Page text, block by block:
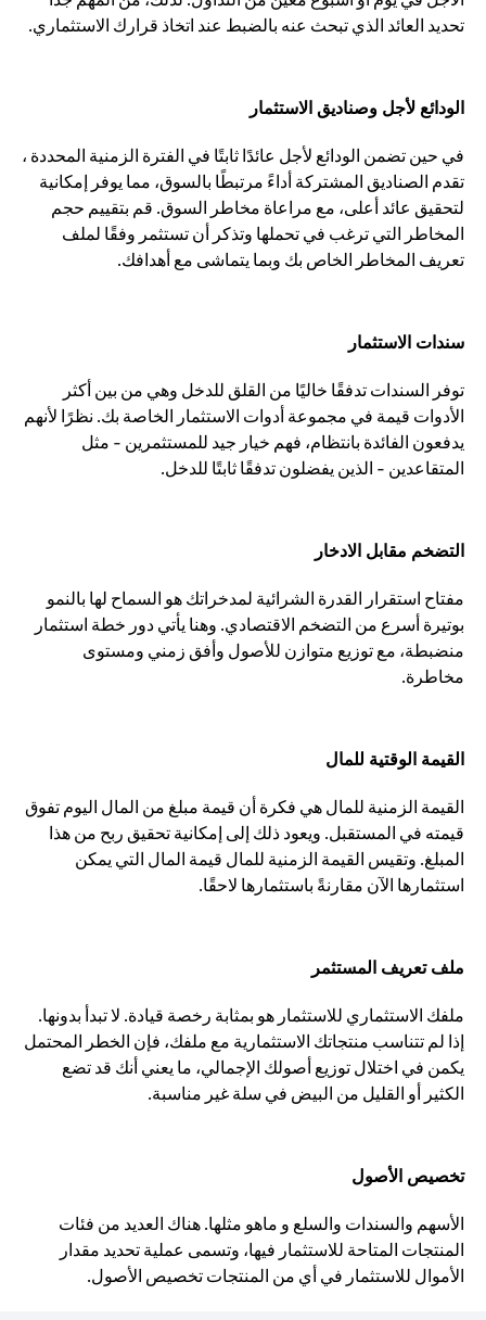
تحديد العائد الذي تبحث عنه بالضبط عند اتخاذ قرارك الاستثماري.
الودائع لأجل وصناديق الاستثمار
في حين تضمن الودائع لأجل عائدًا ثابتًا في الفترة الزمنية المحددة ،
تقدم الصناديق المشتركة أداءً مرتبطًا بالسوق، مما يوفر إمكانية
لتحقيق عائد أعلى، مع مراعاة مخاطر السوق. قم بتقييم حجم
المخاطر التي ترغب في تحملها وتذكر أن تستثمر وفقًا لملف
تعريف المخاطر الخاص بك وبما يتماشى مع أهدافك.
سندات الاستثمار
توفر السندات تدفقًا خاليًا من القلق للدخل وهي من بين أكثر
الأدوات قيمة في مجموعة أدوات الاستثمار الخاصة بك. نظرًا لأنهم
يدفعون الفائدة بانتظام، فهم خيار جيد للمستثمرين - مثل
المتقاعدين - الذين يفضلون تدفقًا ثابتًا للدخل.
التضخم مقابل الادخار
مفتاح استقرار القدرة الشرائية لمدخراتك هو السماح لها بالنمو
بوتيرة أسرع من التضخم الاقتصادي. وهنا يأتي دور خطة استثمار
منضبطة، مع توزيع متوازن للأصول وأفق زمني ومستوى
مخاطرة.
القيمة الوقتية للمال
القيمة الزمنية للمال هي فكرة أن قيمة مبلغ من المال اليوم تفوق
قيمته في المستقبل. ويعود ذلك إلى إمكانية تحقيق ربح من هذا
المبلغ. وتقيس القيمة الزمنية للمال قيمة المال التي يمكن
استثمارها الآن مقارنةً باستثمارها لاحقًا.
ملف تعريف المستثمر
ملفك الاستثماري للاستثمار هو بمثابة رخصة قيادة. لا تبدأ بدونها.
إذا لم تتناسب منتجاتك الاستثمارية مع ملفك، فإن الخطر المحتمل
يكمن في اختلال توزيع أصولك الإجمالي، ما يعني أنك قد تضع
الكثير أو القليل من البيض في سلة غير مناسبة.
تخصيص الأصول
الأسهم والسندات والسلع و ماهو مثلها. هناك العديد من فئات
المنتجات المتاحة للاستثمار فيها، وتسمى عملية تحديد مقدار
الأموال للاستثمار في أي من المنتجات تخصيص الأصول.